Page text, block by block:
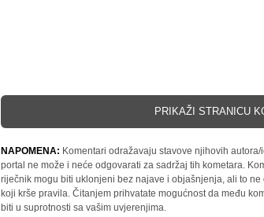
PRIKAŽI STRANICU
NAPOMENA: Komentari odražavaju stavove njihovih
portal ne može i neće odgovarati za sadržaj tih kometara.
riječnik mogu biti uklonjeni bez najave i objašnjenja, ali to
koji krše pravila. Čitanjem prihvatate mogućnost da među
biti u suprotnosti sa vašim uvjerenjima.